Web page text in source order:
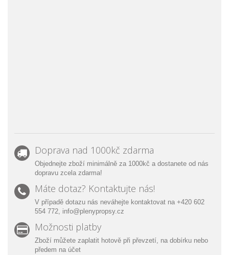
Doprava nad 1000kč zdarma
Objednejte zboží minimálně za 1000kč a dostanete od nás
dopravu zcela zdarma!
Máte dotaz? Kontaktujte nás!
V případě dotazu nás neváhejte kontaktovat na +420 602
554 772, info@plenypropsy.cz
Možnosti platby
Zboží můžete zaplatit hotově při převzetí, na dobírku nebo
předem na účet